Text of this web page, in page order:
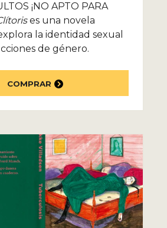
¡NO APTO PARA
es una novela
la identidad sexual
de género.
COMPRAR